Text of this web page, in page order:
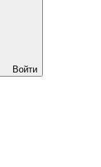
Войти